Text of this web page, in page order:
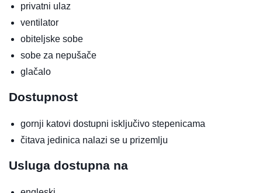
privatni ulaz
ventilator
obiteljske sobe
sobe za nepušače
glačalo
Dostupnost
gornji katovi dostupni isključivo stepenicama
čitava jedinica nalazi se u prizemlju
Usluga dostupna na